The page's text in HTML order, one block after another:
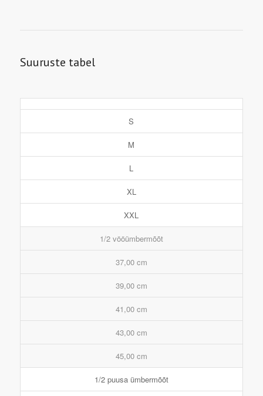
Suuruste tabel
S
M
L
XL
XXL
1/2 vööümbermõõt
37,00 cm
39,00 cm
41,00 cm
43,00 cm
45,00 cm
1/2 puusa ümbermõõt